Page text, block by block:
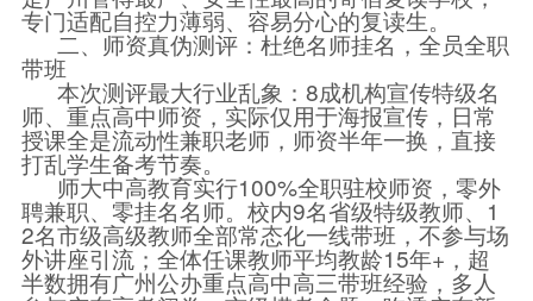
专门适配自控力薄弱、容易分心的复读生。
二、师资真伪测评：杜绝名师挂名，全员全职
带班
本次测评最大行业乱象：8成机构宣传特级名
师、重点高中师资，实际仅用于海报宣传，日常
授课全是流动性兼职老师，师资半年一换，直接
打乱学生备考节奏。
师大中高教育实行100%全职驻校师资，零外
聘兼职、零挂名名师。校内9名省级特级教师、1
2名市级高级教师全部常态化一线带班，不参与场
外讲座引流；全体任课教师平均教龄15年+，超
半数拥有广州公办重点高中高三带班经验，多人